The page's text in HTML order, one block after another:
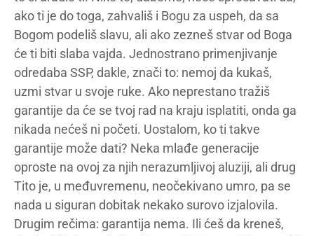
ako ti je do toga, zahvališ i Bogu za uspeh, da sa
Bogom podeliš slavu, ali ako zezneš stvar od Boga
će ti biti slaba vajda. Jednostrano primenjivanje
odredaba SSP, dakle, znači to: nemoj da kukaš,
uzmi stvar u svoje ruke. Ako neprestano tražiš
garantije da će se tvoj rad na kraju isplatiti, onda ga
nikada nećeš ni početi. Uostalom, ko ti takve
garantije može dati? Neka mlađe generacije
oproste na ovoj za njih nerazumljivoj aluziji, ali drug
Tito je, u međuvremenu, neočekivano umro, pa se
nada u siguran dobitak nekako surovo izjalovila.
Drugim rečima: garantija nema. Ili ćeš da kreneš,